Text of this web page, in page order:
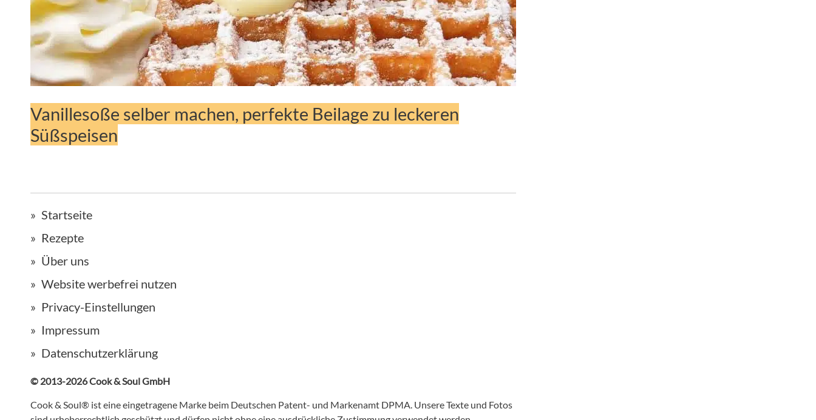
Vanillesoße selber machen, perfekte Beilage zu leckeren
Süßspeisen
Startseite
Rezepte
Über uns
Website werbefrei nutzen
Privacy-Einstellungen
Impressum
Datenschutzerklärung
© 2013-2026 Cook & Soul GmbH
Cook & Soul® ist eine eingetragene Marke beim Deutschen Patent- und Markenamt DPMA. Unsere Texte und Fotos